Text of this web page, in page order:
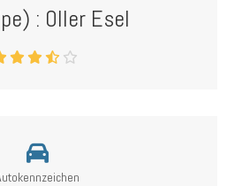
: Oller Esel